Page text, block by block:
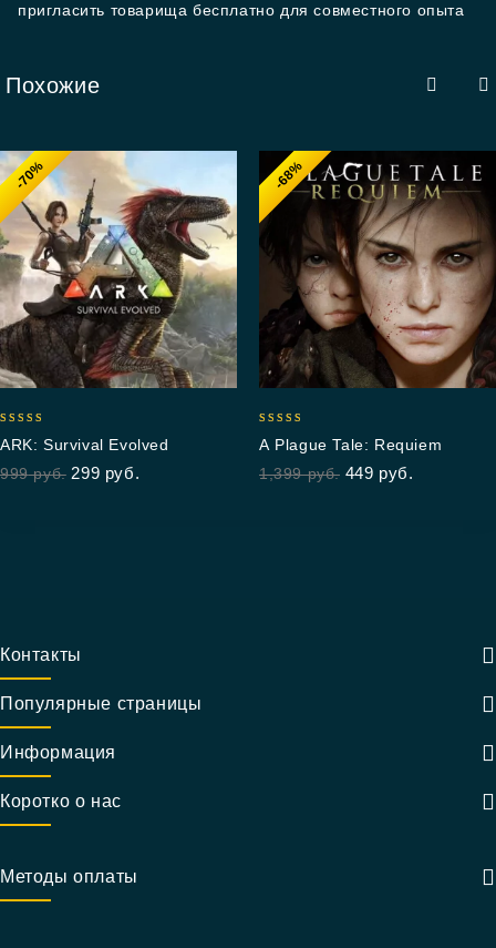
пригласить товарища бесплатно для совместного опыта
Похожие
-70%
out of 5
ARK: Survival Evolved
999руб. 299 руб.
-68%
out of 5
A Plague Tale: Requiem
1,399руб. 449 руб.
Контакты
Популярные страницы
Информация
Коротко о нас
Методы оплаты